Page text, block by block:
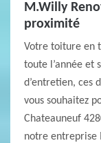
M.Willy
proximité
Votre toiture en
toute l’année et
d’entretien, ces
vous souhaitez
Chateauneuf
notre entreprise